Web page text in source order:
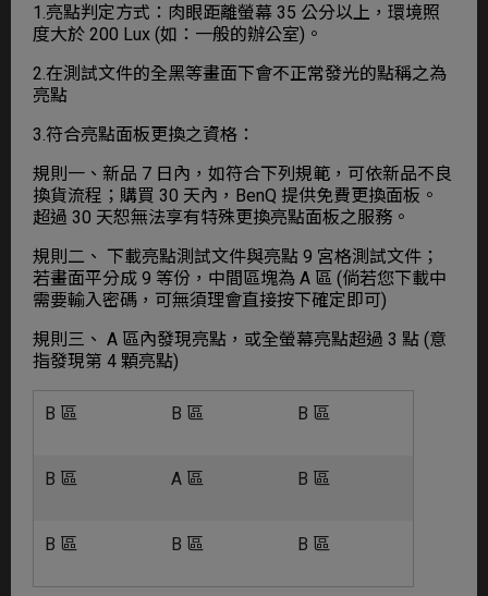
1.亮點判定方式：肉眼距離螢幕 35 公分以上，環境照
度大於 200 Lux (如：一般的辦公室)。
2.在測試文件的全黑等畫面下會不正常發光的點稱之為
亮點
3.符合亮點面板更換之資格：
規則一、新品 7 日內，如符合下列規範，可依新品不良
換貨流程；購買 30 天內，BenQ 提供免費更換面板。
超過 30 天恕無法享有特殊更換亮點面板之服務。
規則二、 下載亮點測試文件與亮點 9 宮格測試文件；
若畫面平分成 9 等份，中間區塊為 A 區 (倘若您下載中
需要輸入密碼，可無須理會直接按下確定即可)
規則三、 A 區內發現亮點，或全螢幕亮點超過 3 點 (意
指發現第 4 顆亮點)
B 區 B 區 B 區
B 區 A 區 B 區
B 區 B 區 B 區